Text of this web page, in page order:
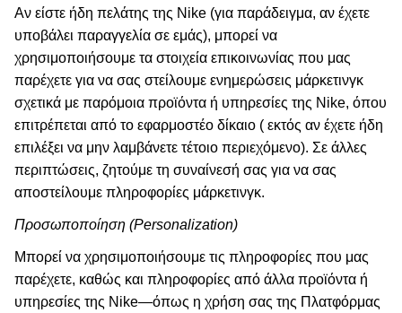
Αν είστε ήδη πελάτης της Nike (για παράδειγμα, αν έχετε
υποβάλει παραγγελία σε εμάς), μπορεί να
χρησιμοποιήσουμε τα στοιχεία επικοινωνίας που μας
παρέχετε για να σας στείλουμε ενημερώσεις μάρκετινγκ
σχετικά με παρόμοια προϊόντα ή υπηρεσίες της Nike, όπου
επιτρέπεται από το εφαρμοστέο δίκαιο ( εκτός αν έχετε ήδη
επιλέξει να μην λαμβάνετε τέτοιο περιεχόμενο). Σε άλλες
περιπτώσεις, ζητούμε τη συναίνεσή σας για να σας
αποστείλουμε πληροφορίες μάρκετινγκ.
Προσωποποίηση (Personalization)
Μπορεί να χρησιμοποιήσουμε τις πληροφορίες που μας
παρέχετε, καθώς και πληροφορίες από άλλα προϊόντα ή
υπηρεσίες της Nike—όπως η χρήση σας της Πλατφόρμας